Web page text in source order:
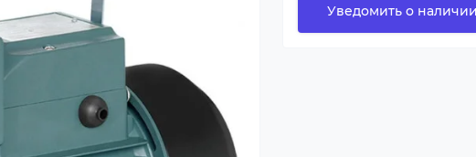
Уведомить о